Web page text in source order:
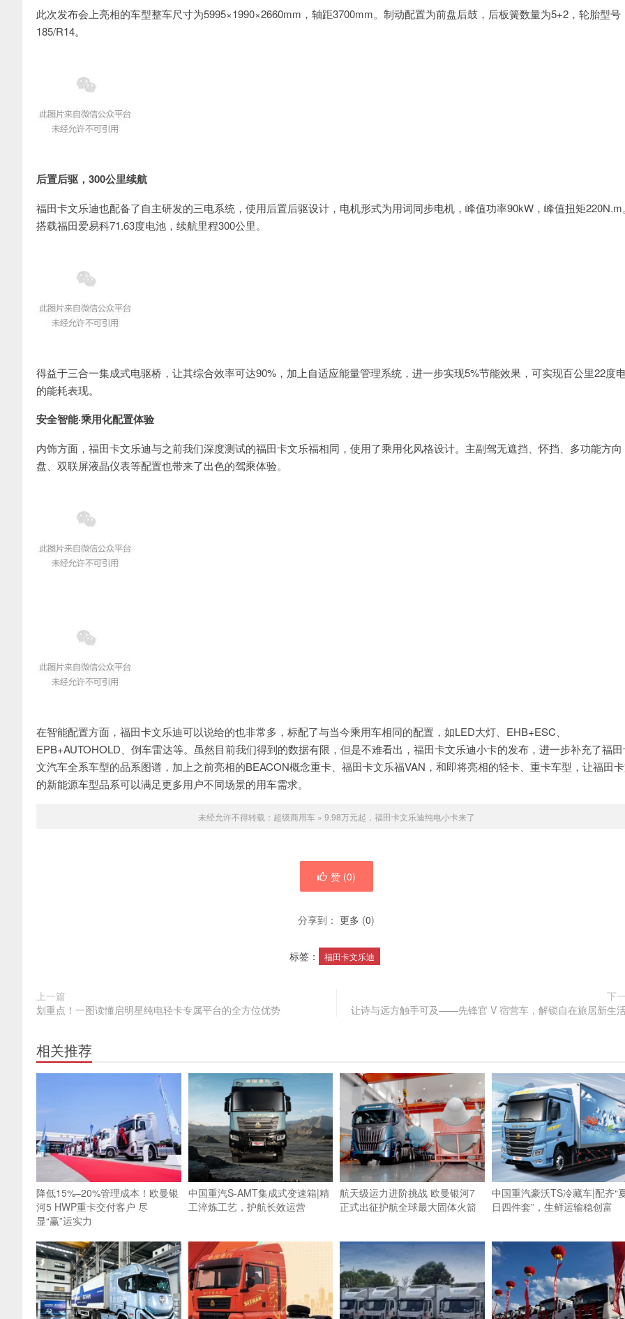
此次发布会上亮相的车型整车尺寸为5995×1990×2660mm，轴距3700mm。制动配置为前盘后鼓，后板簧数量为5+2，轮胎型号
185/R14。
后置后驱，300公里续航
福田卡文乐迪也配备了自主研发的三电系统，使用后置后驱设计，电机形式为用词同步电机，峰值功率90kW，峰值扭矩220N.m
搭载福田爱易科71.63度电池，续航里程300公里。
得益于三合一集成式电驱桥，让其综合效率可达90%，加上自适应能量管理系统，进一步实现5%节能效果，可实现百公里22度
的能耗表现。
安全智能·乘用化配置体验
内饰方面，福田卡文乐迪与之前我们深度测试的福田卡文乐福相同，使用了乘用化风格设计。主副驾无遮挡、怀挡、多功能方向
盘、双联屏液晶仪表等配置也带来了出色的驾乘体验。
在智能配置方面，福田卡文乐迪可以说给的也非常多，标配了与当今乘用车相同的配置，如LED大灯、EHB+ESC、
EPB+AUTOHOLD、倒车雷达等。虽然目前我们得到的数据有限，但是不难看出，福田卡文乐迪小卡的发布，进一步补充了福
文汽车全系车型的品系图谱，加上之前亮相的BEACON概念重卡、福田卡文乐福VAN，和即将亮相的轻卡、重卡车型，让福田
的新能源车型品系可以满足更多用户不同场景的用车需求。
未经允许不得转载： 超级商用车» 9.98万元起，福田卡文乐迪纯电小卡来了
赞 (0)
分享到： 更多 (0)
标签： 福田卡文乐迪
上一篇
划重点！一图读懂启明星纯电轻卡专属平台的全方位优势
下
让诗与远方触手可及——先锋官 V 宿营车，解锁自在旅居新生
相关推荐
降低15%–20%管理成本！欧曼银
河5 HWP重卡交付客户 尽
显“赢”运实力
中国重汽S-AMT集成式变速箱|精
工淬炼工艺，护航长效运营
航天级运力进阶挑战 欧曼银河7
正式出征护航全球最大固体火箭
中国重汽豪沃TS冷藏车|配齐“
日四件套”，生鲜运输稳创富